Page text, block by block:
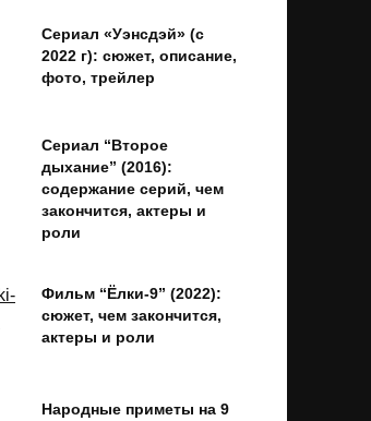
Сериал «Уэнсдэй» (с
2022 г): сюжет, описание,
фото, трейлер
Сериал “Второе
дыхание” (2016):
содержание серий, чем
закончится, актеры и
роли
Фильм “Ёлки-9” (2022):
сюжет, чем закончится,
актеры и роли
Народные приметы на 9